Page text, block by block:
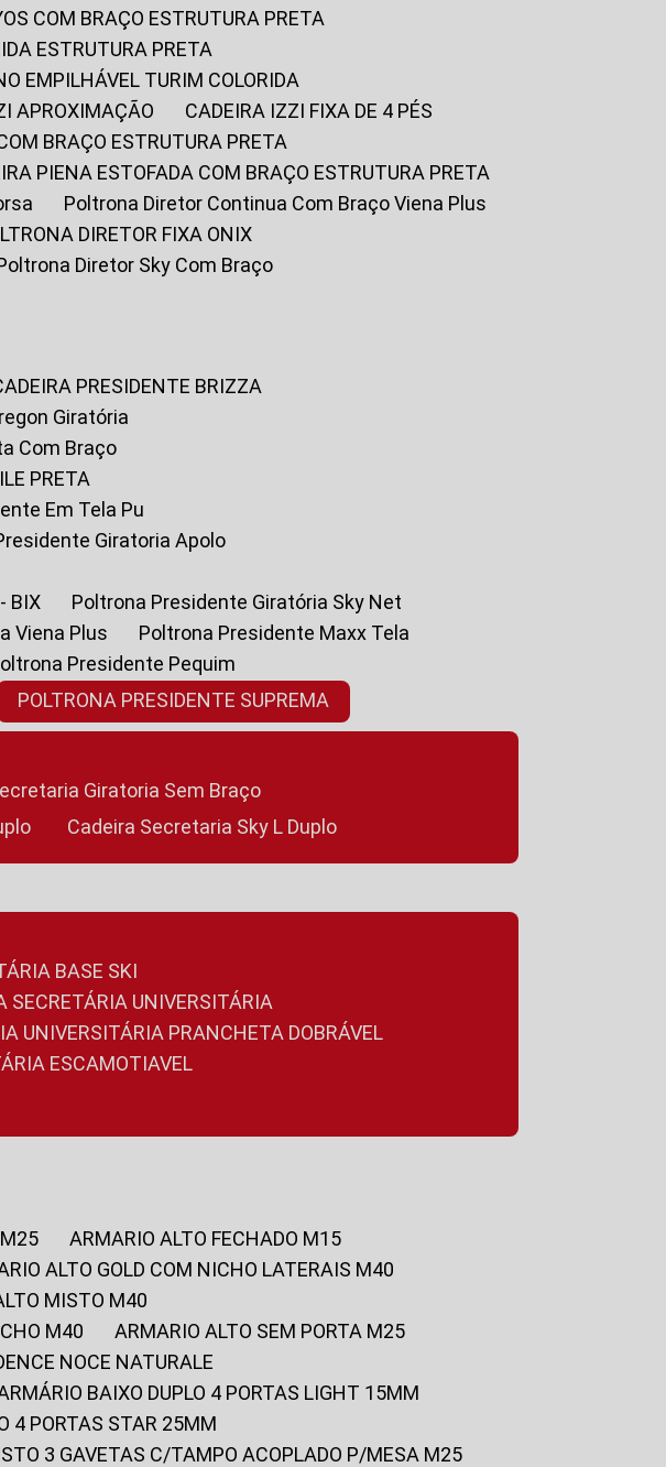
COM BRAÇO ESTRUTURA PRETA
ESTRUTURA PRETA
EMPILHÁVEL TURIM COLORIDA
APROXIMAÇÃO
CADEIRA IZZI FIXA DE 4 PÉS
BRAÇO ESTRUTURA PRETA
PIENA ESTOFADA COM BRAÇO ESTRUTURA PRETA
Poltrona Diretor Continua Com Braço Viena Plus
DIRETOR FIXA ONIX
Poltrona Diretor Sky Com Braço
CADEIRA PRESIDENTE BRIZZA
Giratória
Com Braço
PRETA
Em Tela Pu
Giratoria Apolo
BIX
Poltrona Presidente Giratória Sky Net
Viena Plus
Poltrona Presidente Maxx Tela
Poltrona Presidente Pequim
POLTRONA PRESIDENTE SUPREMA
Giratoria Sem Braço
Cadeira Secretaria Sky L Duplo
BASE SKI
SECRETÁRIA UNIVERSITÁRIA
UNIVERSITÁRIA PRANCHETA DOBRÁVEL
ESCAMOTIAVEL
M25
ARMARIO ALTO FECHADO M15
ALTO GOLD COM NICHO LATERAIS M40
MISTO M40
M40
ARMARIO ALTO SEM PORTA M25
NOCE NATURALE
ARMÁRIO BAIXO DUPLO 4 PORTAS LIGHT 15MM
4 PORTAS STAR 25MM
3 GAVETAS C/TAMPO ACOPLADO P/MESA M25